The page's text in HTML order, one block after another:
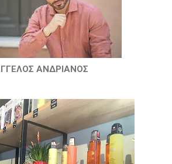
ΑΝΔΡΙΑΝΟΣ